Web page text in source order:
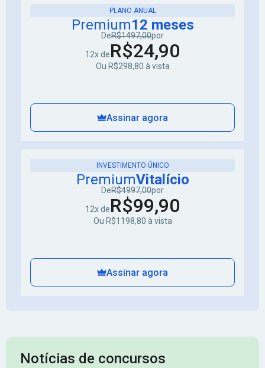
PLANO ANUAL
Premium12 meses
DeR$1497,00por
12x deR$24,90
Ou R$298,80 à vista
Assinar agora
INVESTIMENTO ÚNICO
PremiumVitalício
DeR$4997,00por
12x deR$99,90
Ou R$1198,80 à vista
Assinar agora
Notícias de concursos